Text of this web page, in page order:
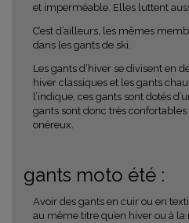
et imperméable. Elles luttent
C’est d’ailleurs, les mêmes
dans les gants de ski.
Les gants d’hiver se divisent en
hiver classiques et les gants
l’indique, ces gants sont dotés
gants sont donc très
onéreux.
gants moto été :
Avoir des gants en cuir ou en
au même titre qu’en hiver ou à la